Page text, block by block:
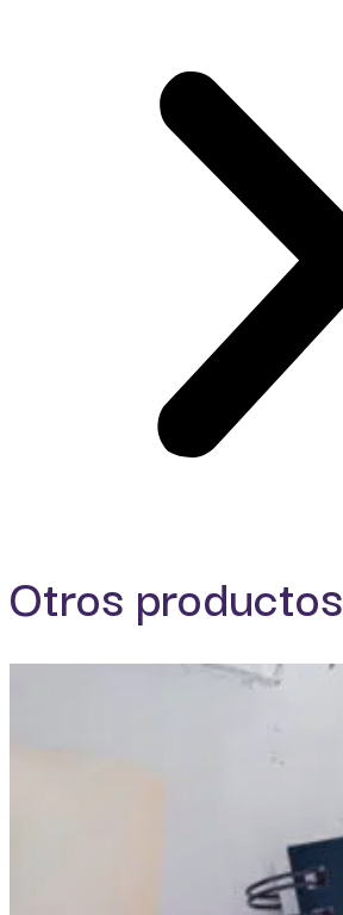
Otros productos